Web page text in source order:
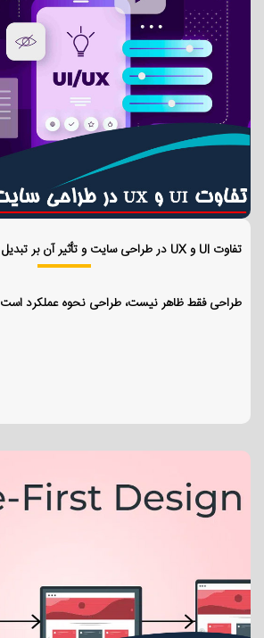
تفاوت UI و UX در طراحی سایت و تأثیر آن بر تبدیل کاربر
طراحی فقط ظاهر نیست، طراحی نحوه عملکرد است